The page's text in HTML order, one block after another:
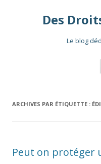
Des
Le blog
ARCHIVES PAR ÉTIQUETTE :
Peut on protéger